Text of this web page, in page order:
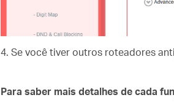
4. Se você tiver outros roteadores
Para saber mais detalhes de cada